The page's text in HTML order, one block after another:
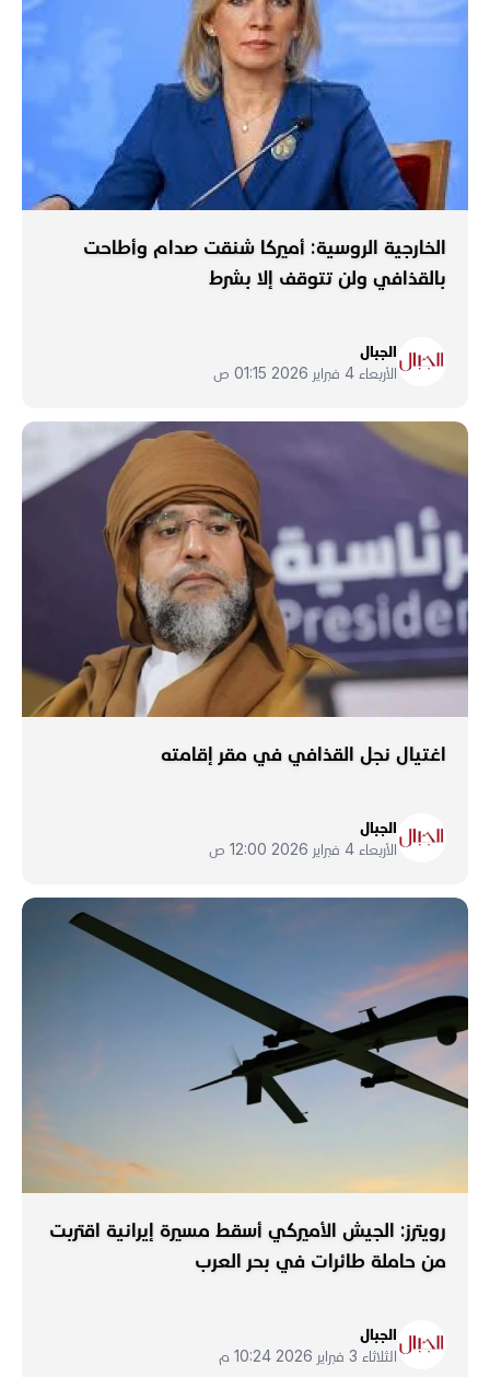
الخارجية الروسية: أميركا شنقت صدام وأطاحت
بالقذافي ولن تتوقف إلا بشرط
الجبال
الأربعاء 4 فبراير 2026 01:15 ص
اغتيال نجل القذافي في مقر إقامته
الجبال
الأربعاء 4 فبراير 2026 12:00 ص
رويترز: الجيش الأميركي أسقط مسيرة إيرانية اقتربت
من حاملة طائرات في بحر العرب
الجبال
الثلاثاء 3 فبراير 2026 10:24 م